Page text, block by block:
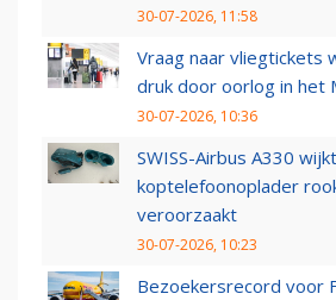
30-07-2026, 11:58
Vraag naar vliegtickets
druk door oorlog in het
30-07-2026, 10:36
SWISS-Airbus A330
koptelefoonoplader
veroorzaakt
30-07-2026, 10:23
Bezoekersrecord voor